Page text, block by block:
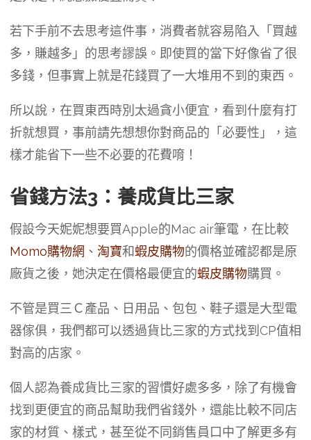
若下手前不去思考這件事，消費者就容易陷入「買越
多，賺越多」的思考謬誤。即使買的當下好像省了很
多錢，但事實上就是花錢買了一大堆用不到的東西。
所以說，在買東西時別太過貪小便宜，看到什麼有打
折就想買，事前請先想想你對商品的「必要性」，這
樣才能省下一些不必要的花費唷！
省錢方法3：養成貨比三家
假設今天妮妮想要買Apple的Mac air筆電，在比較
Momo購物網 、 淘寶和蝦皮購物的價格並確認都是原
廠貨之後，她決定在價格最便宜的蝦皮購物購買。
不管是買三Ｃ產品、日用品、包包、鞋子還是大型電
器傢俱，我們都可以透過貨比三家的方式找到CP值相
對高的店家。
個人認為養成貨比三家的習慣好處多多，除了有機會
找到更便宜的商品幫助我們省錢外，還能比較不同店
家的材質、樣式，甚至從不同銷售員口中了解更多有